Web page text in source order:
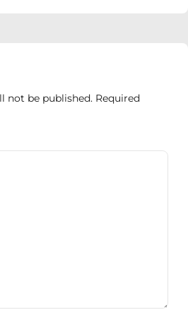
not be published. Required